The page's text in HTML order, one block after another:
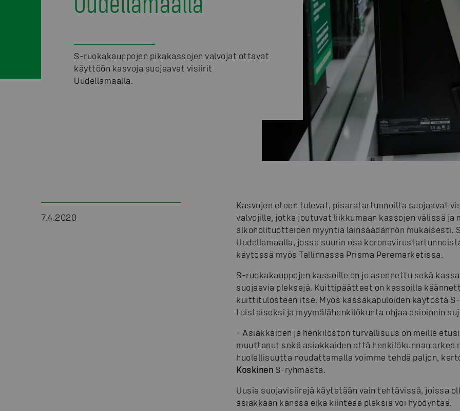
S-ruokakauppojen pikakassojen valvojat ottavat
käyttöön kasvoja suojaavat visiirit
Uudellamaalla.
7.4.2020
Kasvojen eteen tulevat, pisaratartunnoilta suojaavat
valvojille, jotka joutuvat liikkumaan kassojen välissä ja
alkoholituotteiden myyntiä lainsäädännön mukaisesti.
Uudellamaalla, jossa suurin osa
käytössä myös Tallinnassa Prisma Peremarketissa.
S-ruokakauppojen kassoille on jo asennettu sekä
suojaavia pleksejä. Kuittipäätteet on kassoilla
kuittitulosteen itse. Myös kassakapuloiden käytöstä
toistaiseksi ja myymälähenkilökunta ohjaa asioinnin
- Asiakkaiden ja henkilöstön turvallisuus on meille
muuttanut sekä asiakkaiden että henkilökunnan
huolellisuutta noudattamalla voimme tehdä paljon,
Koskinen S-ryhmästä.
Uusia suojavisiirejä käytetään vain tehtävissä, joissa
asiakkaan kanssa eikä kiinteää pleksiä voi hyödyntää.